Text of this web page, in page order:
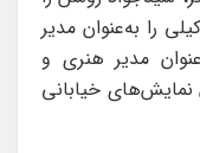
را به‌عنوان مدیر
مدیر هنری و
خیابانی